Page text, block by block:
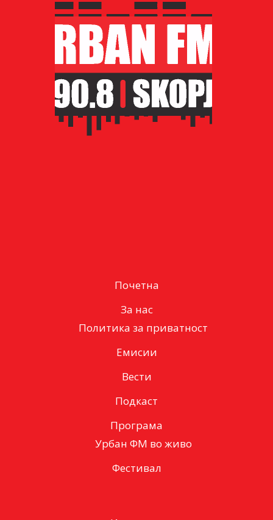
Почетна
За нас
Политика за приватност
Емисии
Вести
Подкаст
Програма
Урбан ФМ во живо
Фестивал